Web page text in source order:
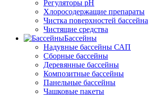
Регуляторы pH
Хлоросодержащие препараты
Чистка поверхностей бассейна
Чистящие средства
Бассейны
Надувные бассейны САП
Сборные бассейны
Деревянные бассейны
Композитные бассейны
Панельные бассейны
Чашковые пакеты